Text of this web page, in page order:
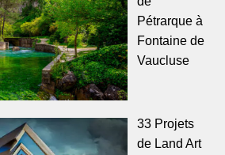
Pétrarque à
Fontaine de
Vaucluse
33 Projets
de Land Art